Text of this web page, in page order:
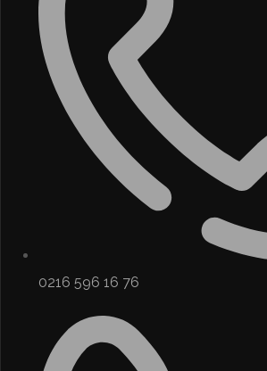
0216 596 16 76